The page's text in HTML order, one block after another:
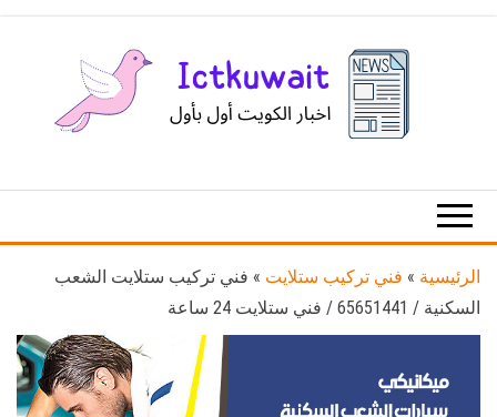
الكويت
الرئيسية » فني تركيب ستلايت » فني تركيب ستلايت الشعب
السكنية / 65651441 / فني ستلايت 24 ساعة